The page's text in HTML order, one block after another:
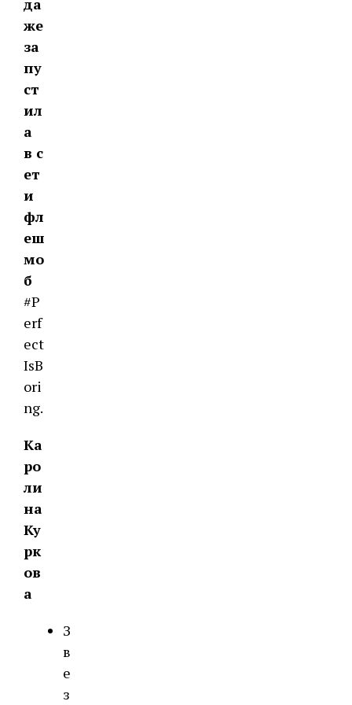
же
за
пу
ст
ил
а
в с
ет
и
фл
еш
мо
б
#P
erf
ect
IsB
ori
ng.
Ка
ро
ли
на
Ку
рк
ов
а
З
в
е
з